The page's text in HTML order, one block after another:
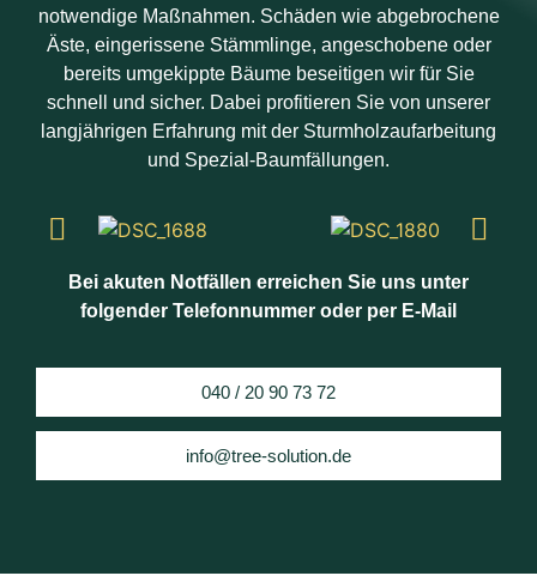
notwendige Maßnahmen. Schäden wie abgebrochene
Äste, eingerissene Stämmlinge, angeschobene oder
bereits umgekippte Bäume beseitigen wir für Sie
schnell und sicher. Dabei profitieren Sie von unserer
langjährigen Erfahrung mit der Sturmholzaufarbeitung
und Spezial-Baumfällungen.
Bei akuten Notfällen erreichen Sie uns unter
folgender Telefonnummer oder per E-Mail
040 / 20 90 73 72
info@tree-solution.de